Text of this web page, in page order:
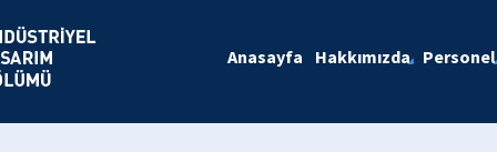
Anasayfa Hakkımızda Personel